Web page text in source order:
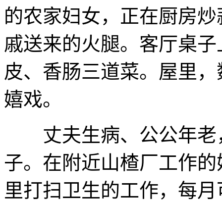
的农家妇女，正在厨房
戚送来的火腿。客厅桌
皮、香肠三道菜。屋里
嬉戏。
丈夫生病、公公年老
子。在附近山楂厂工作
里打扫卫生的工作，每